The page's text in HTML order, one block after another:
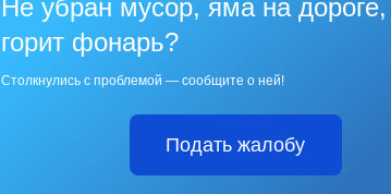
Не убран мусор, яма на
горит фонарь?
Столкнулись с проблемой — сообщите о ней!
Подать жалобу